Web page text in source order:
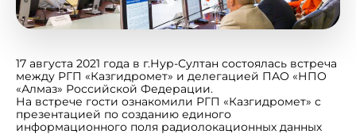
17 августа 2021 года в г.Нур-Султан состоялась встреча
между РГП «Казгидромет» и делегацией ПАО «НПО
«Алмаз» Российской Федерации.
На встрече гости ознакомили РГП «Казгидромет» с
презентацией по созданию единого
информационного поля радиолокационных данных